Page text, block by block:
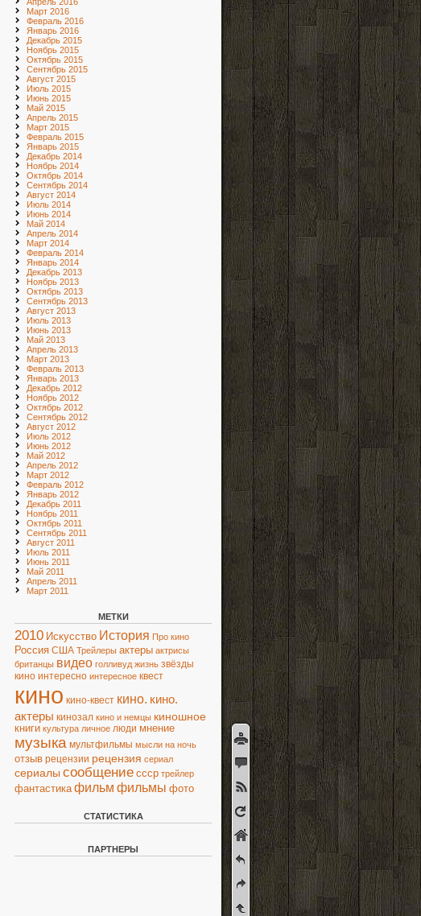
Март 2016
Февраль 2016
Январь 2016
Декабрь 2015
Ноябрь 2015
Октябрь 2015
Сентябрь 2015
Август 2015
Июль 2015
Июнь 2015
Май 2015
Апрель 2015
Март 2015
Февраль 2015
Январь 2015
Декабрь 2014
Ноябрь 2014
Октябрь 2014
Сентябрь 2014
Август 2014
Июль 2014
Июнь 2014
Май 2014
Апрель 2014
Март 2014
Февраль 2014
Январь 2014
Декабрь 2013
Ноябрь 2013
Октябрь 2013
Сентябрь 2013
Август 2013
Июль 2013
Июнь 2013
Май 2013
Апрель 2013
Март 2013
Февраль 2013
Январь 2013
Декабрь 2012
Ноябрь 2012
Октябрь 2012
Сентябрь 2012
Август 2012
Июль 2012
Июнь 2012
Май 2012
Апрель 2012
Март 2012
Февраль 2012
Январь 2012
Декабрь 2011
Ноябрь 2011
Октябрь 2011
Сентябрь 2011
Август 2011
Июль 2011
Июнь 2011
Май 2011
Апрель 2011
Март 2011
МЕТКИ
2010 Искусство История Про кино
Россия США Трейлеры актеры актрисы
британцы видео голливуд жизнь звёзды
кино интересно интересное квест
кино кино-квест кино. кино.
актеры кинозал кино и немцы киношное
книги культура личное люди мнение
музыка мультфильмы мысли на ночь
отзыв рецензии рецензия сериал
сериалы сообщение ссср трейлер
фантастика фильм фильмы фото
СТАТИСТИКА
ПАРТНЕРЫ